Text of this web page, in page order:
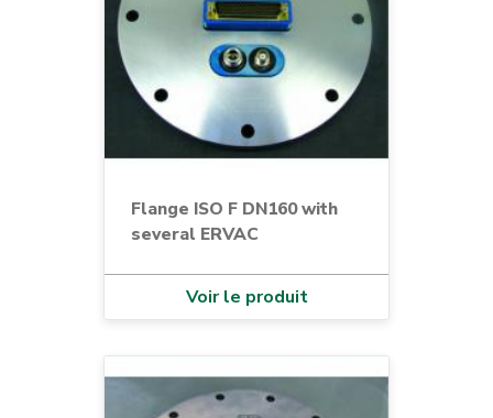
Flange ISO F DN160 with
several ERVAC
Voir le produit